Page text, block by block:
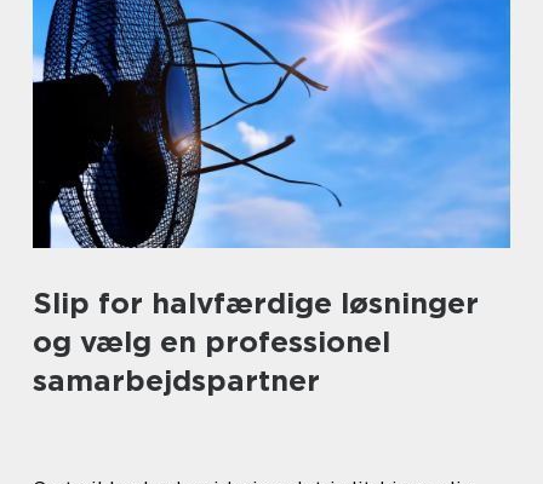
Slip for halvfærdige løsninger
og vælg en professionel
samarbejdspartner